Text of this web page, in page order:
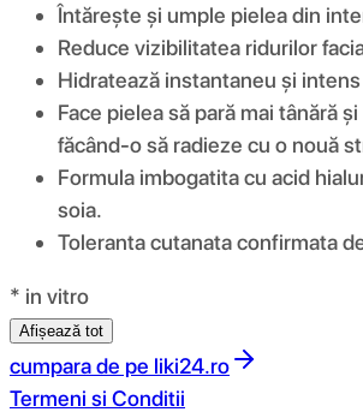
Întărește și umple pielea din
Reduce vizibilitatea ridurilor
Hidratează instantaneu și
Face pielea să pară mai tânără
făcând-o să radieze cu o nouă
Formula imbogatita cu acid
soia.
Toleranta cutanata confirmata
* in vitro
Afișează tot
cumpara de pe liki24.ro
Termeni si Conditii